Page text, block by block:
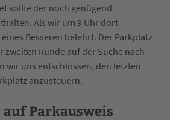
sollte der noch genügend
Als wir um 9 Uhr dort
Besseren belehrt. Der Parkplatz
zweiten Runde auf der Suche nach
wir uns entschlossen, den letzten
anzusteuern.
Parkausweis